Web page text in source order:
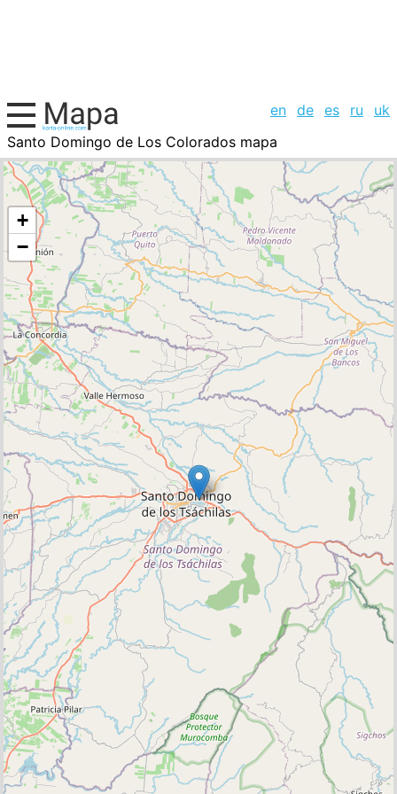
en de es ru
uk
Santo Domingo de Los Colorados mapa
Ecuador, la lista de ciudades
+
−